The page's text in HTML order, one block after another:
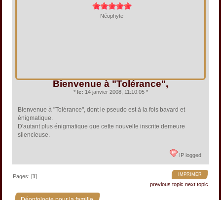
Néophyte
Bienvenue à "Tolérance",
* le: 14 janvier 2008, 11:10:05 *
Bienvenue à "Tolérance", dont le pseudo est à la fois bavard et
énigmatique.
D'autant plus énigmatique que cette nouvelle inscrite demeure
silencieuse.
IP logged
IMPRIMER
Pages: [1]
previous topic next topic
»